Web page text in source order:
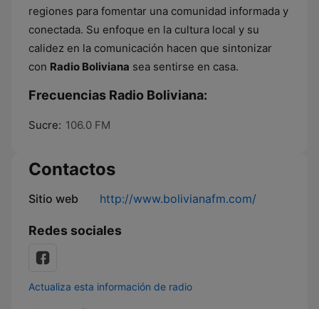
regiones para fomentar una comunidad informada y
conectada. Su enfoque en la cultura local y su
calidez en la comunicación hacen que sintonizar
con Radio Boliviana sea sentirse en casa.
Frecuencias Radio Boliviana:
Sucre: 106.0 FM
Contactos
Sitio web http://www.bolivianafm.com/
Redes sociales
Actualiza esta información de radio